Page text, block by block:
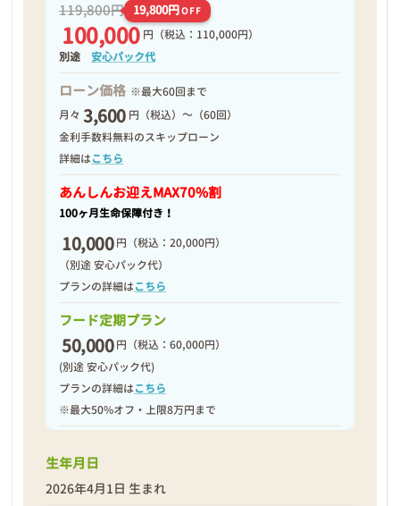
2026年04月08日
119,800円 19,800円OFF
100,000 円 （税込：110,000円）
別途安心パック代
ローン価格 ※最大60回まで
月々 3,600 円（税込）～（60回）
金利手数料無料のスキップローン
詳細はこちら
あんしんお迎えMAX70%割
100ヶ月生命保障付き！
10,000 円 （税込：20,000円）
（別途 安心パック代）
プランの詳細はこちら
フード定期プラン
50,000 円 （税込：60,000円）
(別途 安心パック代)
プランの詳細はこちら
※最大50%オフ・上限8万円まで
生年月日
2026年4月1日 生まれ